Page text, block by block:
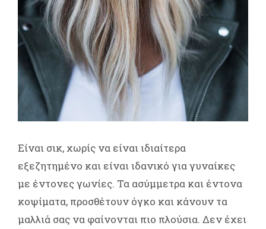
Είναι σικ, χωρίς να είναι ιδιαίτερα
εξεζητημένο και είναι ιδανικό για γυναίκες
με έντονες γωνίες. Τα ασύμμετρα και έντονα
κοψίματα, προσθέτουν όγκο και κάνουν τα
μαλλιά σας να φαίνονται πιο πλούσια. Δεν έχει